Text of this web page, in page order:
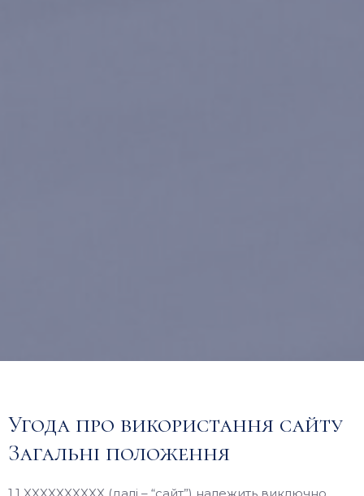
Угода про використання сайту
Загальні положення